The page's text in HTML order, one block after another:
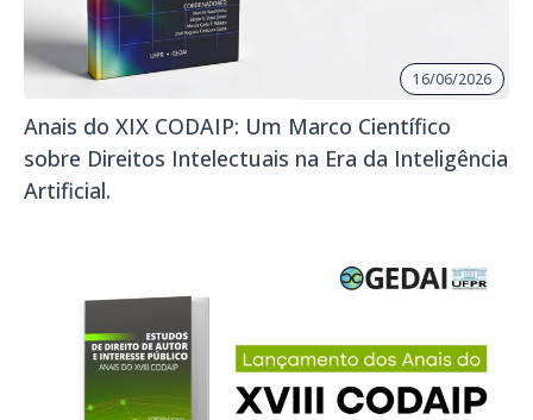
16/06/2026
Anais do XIX CODAIP: Um Marco Científico
sobre Direitos Intelectuais na Era da Inteligência
Artificial.